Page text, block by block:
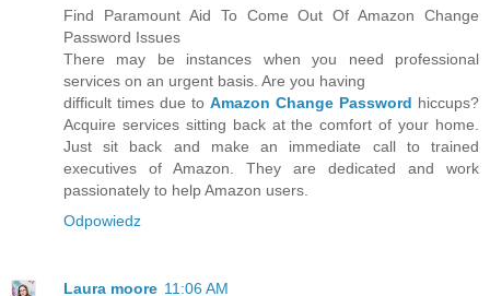
Find Paramount Aid To Come Out Of Amazon Change
Password Issues
There may be instances when you need professional
services on an urgent basis. Are you having
difficult times due to Amazon Change Password hiccups?
Acquire services sitting back at the comfort of your home.
Just sit back and make an immediate call to trained
executives of Amazon. They are dedicated and work
passionately to help Amazon users.
Odpowiedz
Laura moore 11:06 AM